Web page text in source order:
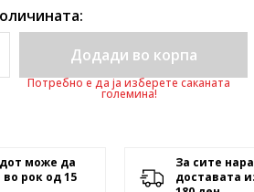
Додади во корпа
Потребно е да ја изберете саканата
големина!
може да
во рок од 15
За сите
доставата